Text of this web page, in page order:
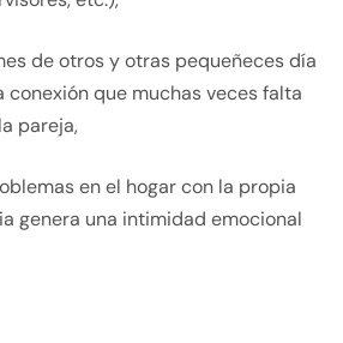
de otros y otras pequeñeces día
conexión que muchas veces falta
pareja,
en el hogar con la propia
genera una intimidad emocional